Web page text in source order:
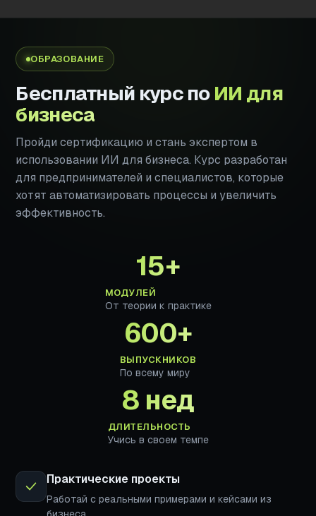
ОБРАЗОВАНИЕ
Бесплатный курс поИИ для
бизнеса
Пройди сертификацию и стань экспертом в
использовании ИИ для бизнеса. Курс разработан
для предпринимателей и специалистов, которые
хотят автоматизировать процессы и увеличить
эффективность.
15+
МОДУЛЕЙ
От теории к практике
600+
ВЫПУСКНИКОВ
По всему миру
8 нед
ДЛИТЕЛЬНОСТЬ
Учись в своем темпе
Практические проекты
Работай с реальными примерами и кейсами из